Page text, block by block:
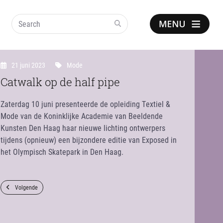
Show
notice
Search
21 juni 2023 Mode
Catwalk op de half pipe
Zaterdag 10 juni presenteerde de opleiding Textiel &
Mode van de Koninklijke Academie van Beeldende
Kunsten Den Haag haar nieuwe lichting ontwerpers
tijdens (opnieuw) een bijzondere editie van Exposed in
het Olympisch Skatepark in Den Haag.
Volgende